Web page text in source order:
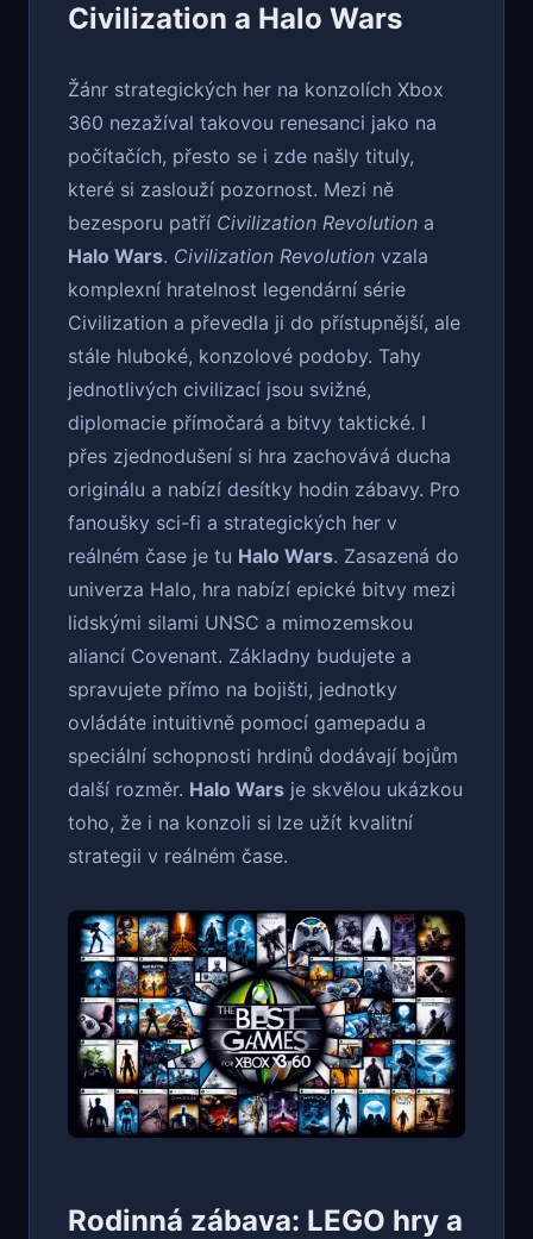
Civilization a Halo Wars
Žánr strategických her na konzolích Xbox
360 nezažíval takovou renesanci jako na
počítačích, přesto se i zde našly tituly,
které si zaslouží pozornost. Mezi ně
bezesporu patří Civilization Revolution a
Halo Wars. Civilization Revolution vzala
komplexní hratelnost legendární série
Civilization a převedla ji do přístupnější, ale
stále hluboké, konzolové podoby. Tahy
jednotlivých civilizací jsou svižné,
diplomacie přímočará a bitvy taktické. I
přes zjednodušení si hra zachovává ducha
originálu a nabízí desítky hodin zábavy. Pro
fanoušky sci-fi a strategických her v
reálném čase je tu Halo Wars. Zasazená do
univerza Halo, hra nabízí epické bitvy mezi
lidskými silami UNSC a mimozemskou
aliancí Covenant. Základny budujete a
spravujete přímo na bojišti, jednotky
ovládáte intuitivně pomocí gamepadu a
speciální schopnosti hrdinů dodávají bojům
další rozměr. Halo Wars je skvělou ukázkou
toho, že i na konzoli si lze užít kvalitní
strategii v reálném čase.
Rodinná zábava: LEGO hry a